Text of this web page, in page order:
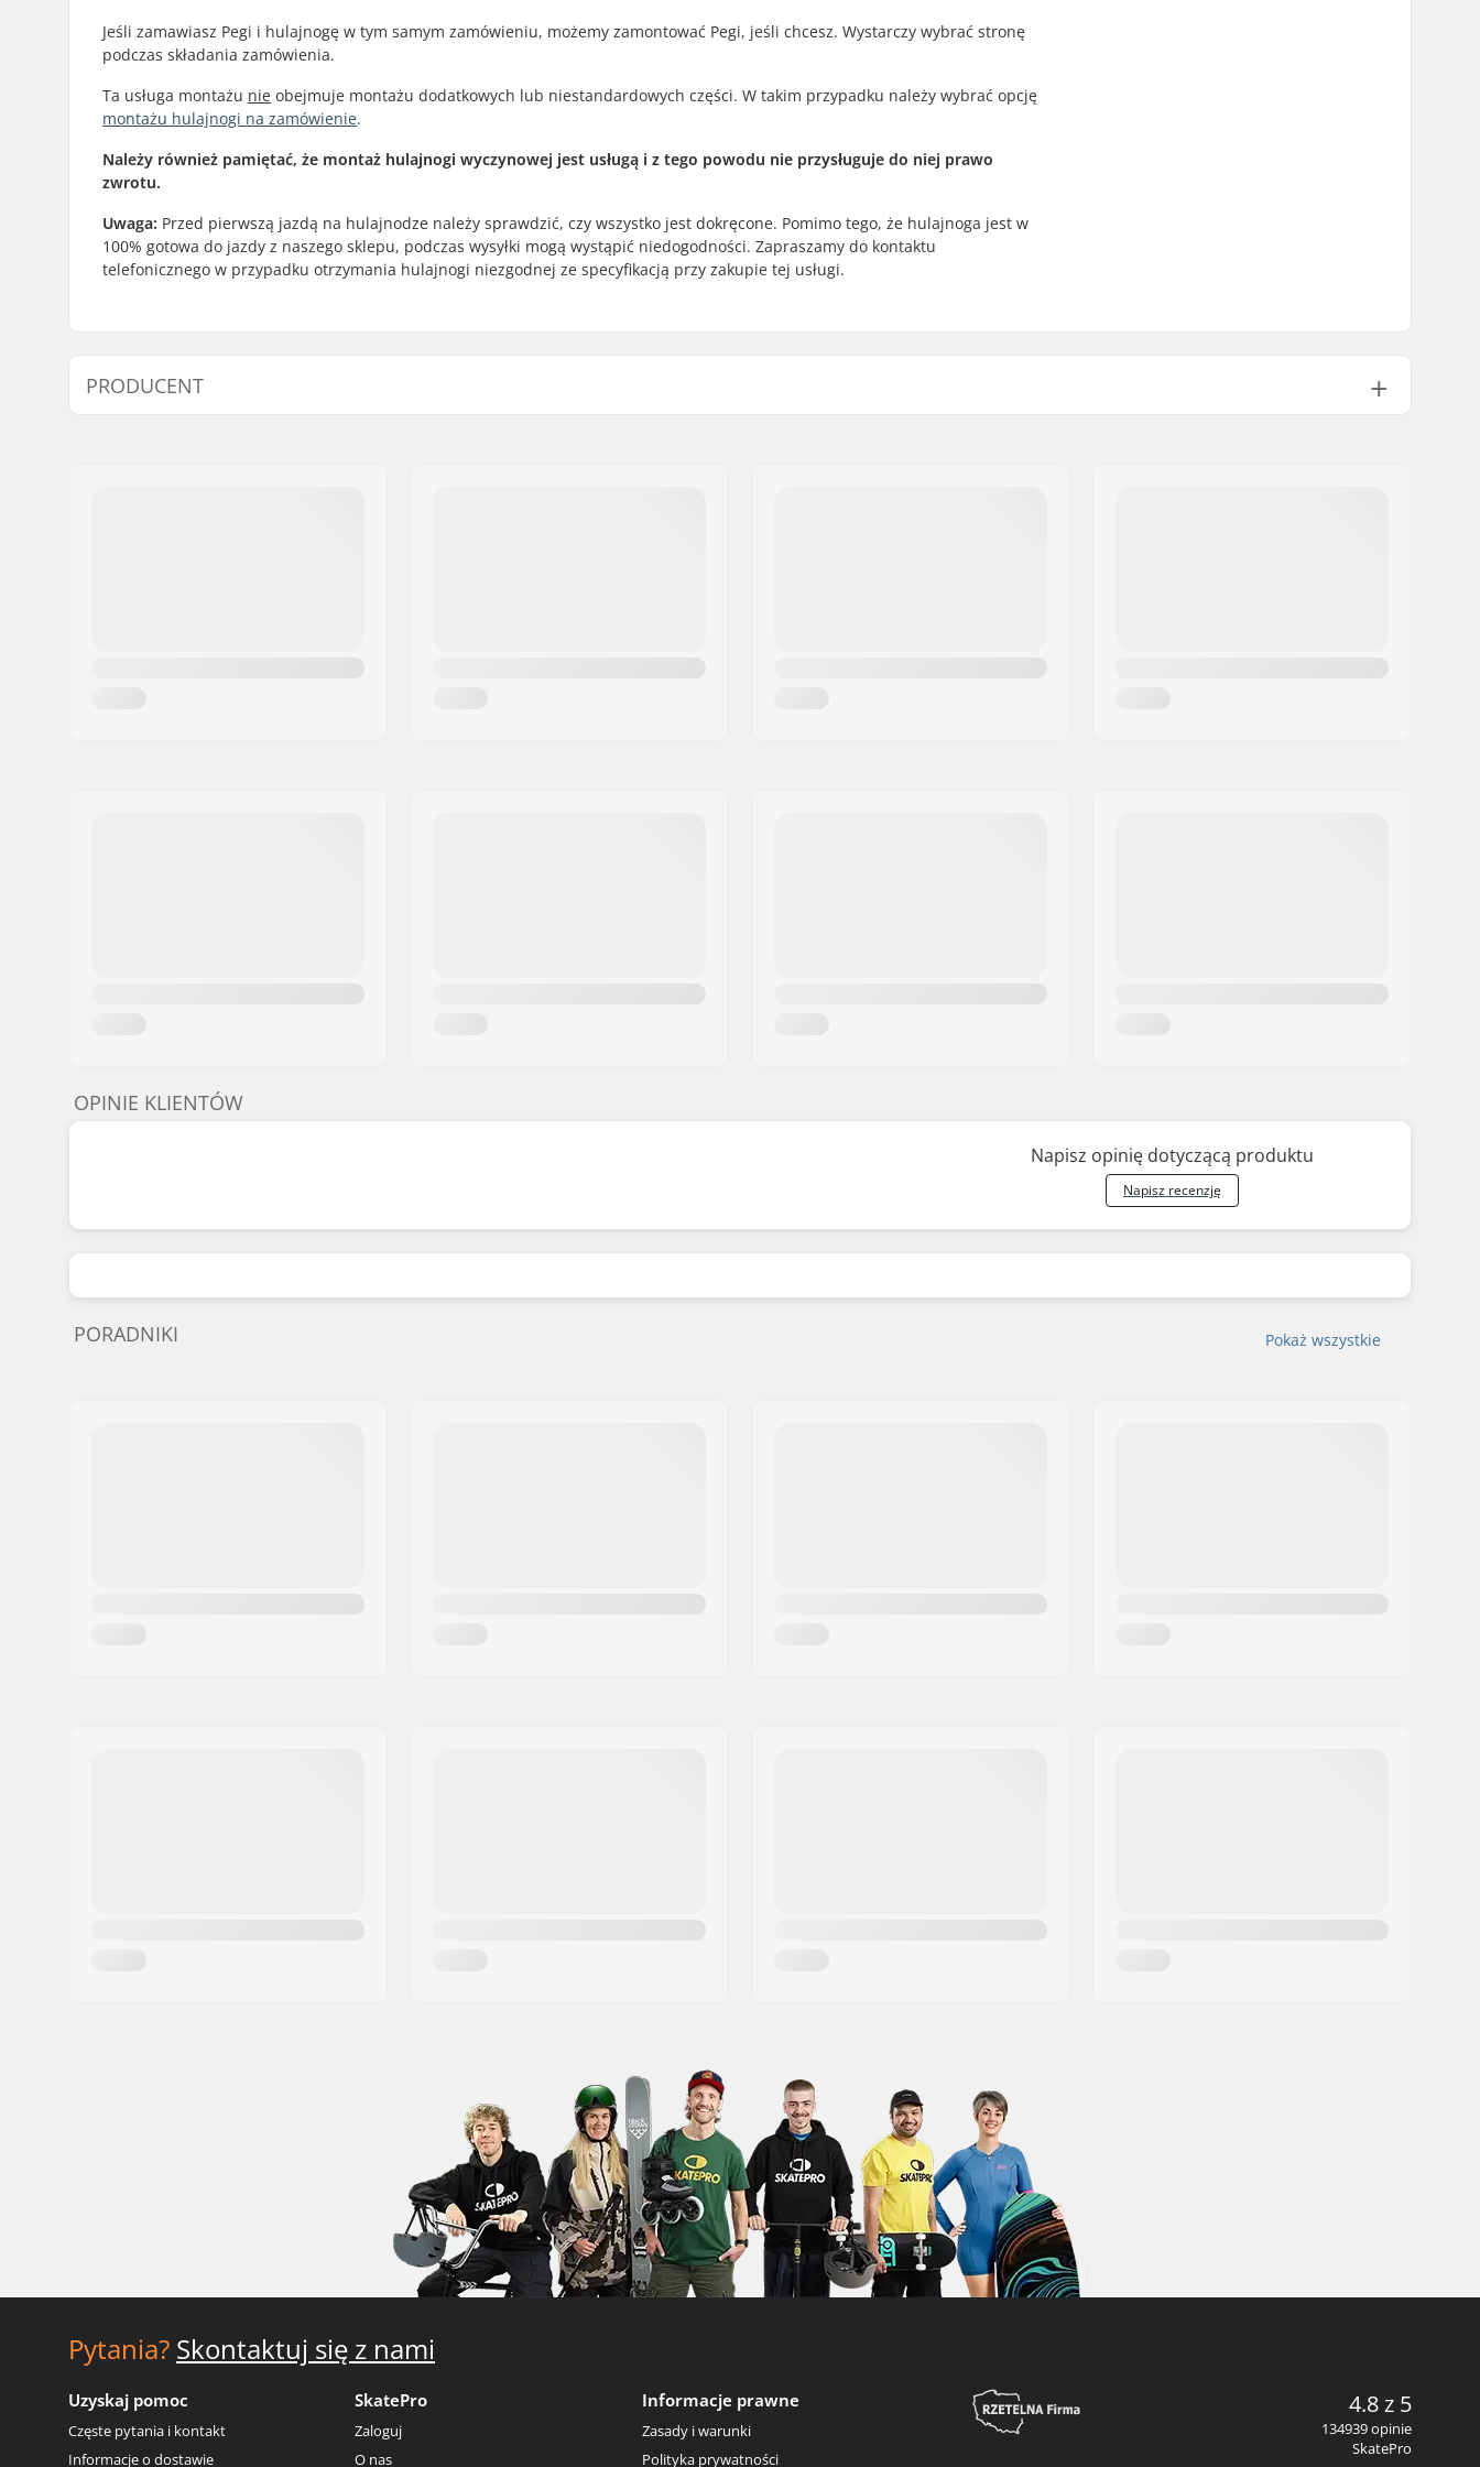
Jeśli zamawiasz Pegi i hulajnogę w tym samym zamówieniu, możemy zamontować Pegi, jeśli chcesz. Wystarczy wybrać stronę
podczas składania zamówienia.
Ta usługa montażu nie obejmuje montażu dodatkowych lub niestandardowych części. W takim przypadku należy wybrać opcję
montażu hulajnogi na zamówienie.
Należy również pamiętać, że montaż hulajnogi wyczynowej jest usługą i z tego powodu nie przysługuje do niej prawo
zwrotu.
Uwaga: Przed pierwszą jazdą na hulajnodze należy sprawdzić, czy wszystko jest dokręcone. Pomimo tego, że hulajnoga jest w
100% gotowa do jazdy z naszego sklepu, podczas wysyłki mogą wystąpić niedogodności. Zapraszamy do kontaktu
telefonicznego w przypadku otrzymania hulajnogi niezgodnej ze specyfikacją przy zakupie tej usługi.
PRODUCENT
OPINIE KLIENTÓW
Napisz opinię dotyczącą produktu
Napisz recenzję
Pokaż wszystkie
PORADNIKI
Pytania? Skontaktuj się z nami
Uzyskaj pomoc
Częste pytania i kontakt
Informacje o dostawie
SkatePro
Zaloguj
O nas
Informacje prawne
Zasady i warunki
Polityka prywatności
4.8 z 5
134939 opinie
SkatePro